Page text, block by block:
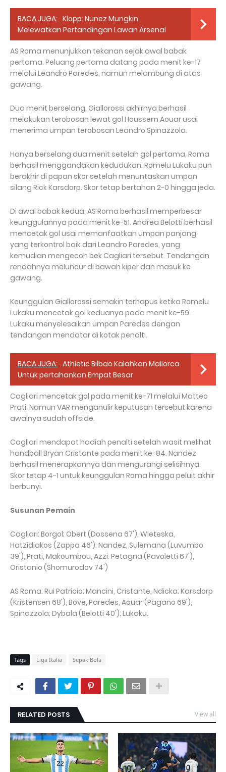
BACA JUGA: Klopp: Nunez Mungkin
Melewatkan Pertandingan Lawan Arsenal
AS Roma menunjukkan tekanan sejak awal babak
pertama. Peluang pertama datang pada menit ke-17
melalui Leandro Paredes, namun melambung di atas
gawang.
Dua menit berselang, Giallorossi akhirnya berhasil
melakukan terobosan lewat gol Houssem Aouar usai
menerima umpan terobosan Leandro Spinazzola.
Hanya berselang dua menit setelah gol pertama, Roma
berhasil menggandakan kedudukan. Romelu Lukaku pun
berakhir di papan skor setelah menuntaskan umpan
silang Rick Karsdorp. Skor tetap bertahan 2-0 hingga jeda.
Di awal babak kedua, AS Roma berhasil memperbesar
keunggulannya pada menit ke-51. Andrea Belotti berhasil
mencetak gol usai memanfaatkan umpan panjang
yang terkontrol baik dari Leandro Paredes, yang
kemudian mengecoh bek Cagliari tersebut. Tendangan
rendahnya meluncur di bawah kiper dan masuk ke
gawang.
Keunggulan Giallorossi semakin terhapus ketika Romelu
Lukaku mencetak gol keduanya pada menit ke-59.
Lukaku menyelesaikan umpan Paredes dengan
tendangan mendatar di kotak penalti.
BACA JUGA: Athletic Bilbao Kalahkan Mallorca
Untuk pertahankan Empat Besar
Cagliari mencetak gol pada menit ke-71 melalui Matteo
Prati. Namun VAR menganulir keputusan tersebut karena
awalnya sudah offside.
Cagliari mendapat hadiah penalti setelah wasit melihat
handball Bryan Cristante pada menit ke-84. Nandez
berhasil menerapkannya dan mengurangi selisihnya.
Skor tetap 4-1 untuk keunggulan Roma hingga peluit akhir
berbunyi.
Susunan Pemain
Cagliari: Borgol; Obert (Dossena 67'), Wieteska,
Hatzidiakos (Zappa 46'); Nandez, Sulemana (Luvumbo
39'), Prati, Makoumbou, Azzi; Petagna (Pavoletti 67'),
Oristanio (Shomurodov 74')
AS Roma: Rui Patricio; Mancini, Cristante, Ndicka; Karsdorp
(Kristensen 68'), Bove, Paredes, Aouar (Pagano 69'),
Spinazzola; Dybala (Belotti 40'); Lukaku.
Tags Liga Italia Sepak Bola
RELATED POSTS View all